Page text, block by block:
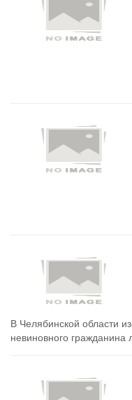
В Челябинской области
невиновного гражданина